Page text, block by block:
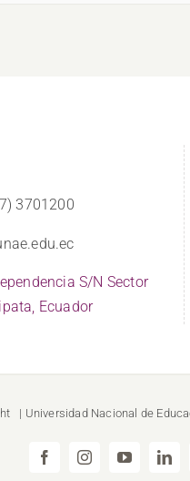
3701200
S/N Sector
Ecuador
| Universidad Nacional de
FacebookInstagramYouTube